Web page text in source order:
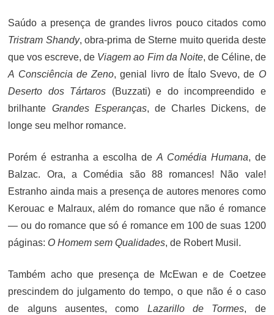
Saúdo a presença de grandes livros pouco citados como
Tristram Shandy, obra-prima de Sterne muito querida deste
que vos escreve, de Viagem ao Fim da Noite, de Céline, de
A Consciência de Zeno, genial livro de Ítalo Svevo, de O
Deserto dos Tártaros (Buzzati) e do incompreendido e
brilhante Grandes Esperanças, de Charles Dickens, de
longe seu melhor romance.
Porém é estranha a escolha deA Comédia Humana, de
Balzac. Ora, a Comédia são 88 romances! Não vale!
Estranho ainda mais a presença de autores menores como
Kerouac e Malraux, além do romance que não é romance
— ou do romance que só é romance em 100 de suas 1200
páginas: O Homem sem Qualidades, de Robert Musil.
Também acho que presença de McEwan e de Coetzee
prescindem do julgamento do tempo, o que não é o caso
de alguns ausentes, como Lazarillo de Tormes, de